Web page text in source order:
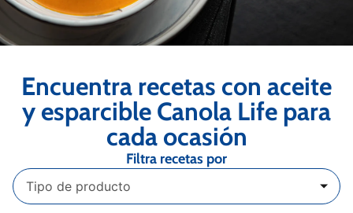
Encuentra recetas con aceite
y esparcible Canola Life para
cada ocasión
Filtra recetas por
Tipo de producto